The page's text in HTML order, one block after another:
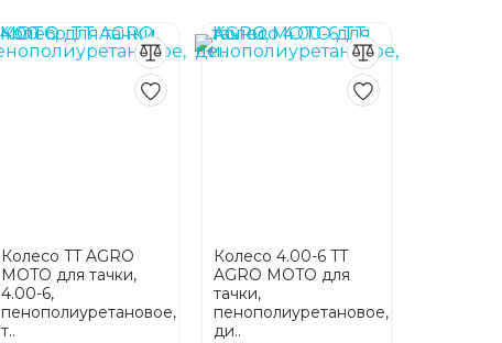
Колесо TT AGRO
MOTO для тачки,
4.00-6,
пенополиуретановое,
т..
Колесо 4.00-6 TT
AGRO MOTO для
тачки,
пенополиуретановое,
ди..